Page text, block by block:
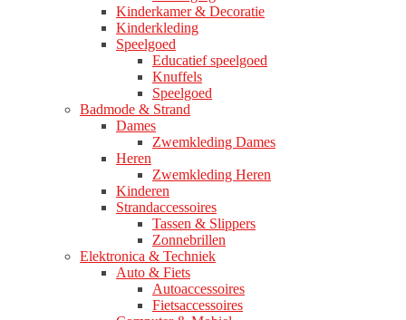
Kinderkamer & Decoratie
Kinderkleding
Speelgoed
Educatief speelgoed
Knuffels
Speelgoed
Badmode & Strand
Dames
Zwemkleding Dames
Heren
Zwemkleding Heren
Kinderen
Strandaccessoires
Tassen & Slippers
Zonnebrillen
Elektronica & Techniek
Auto & Fiets
Autoaccessoires
Fietsaccessoires